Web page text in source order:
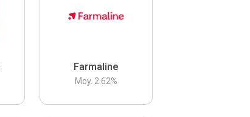
Farmaline
Moy. 2.62%